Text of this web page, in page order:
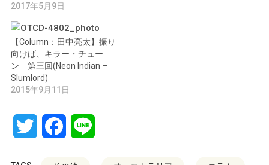
2017年5月9日
【Column：田中亮太】振り
向けば、キラー・チュー
ン 第三回(Neon Indian –
Slumlord)
2015年9月11日
Twitter Facebook